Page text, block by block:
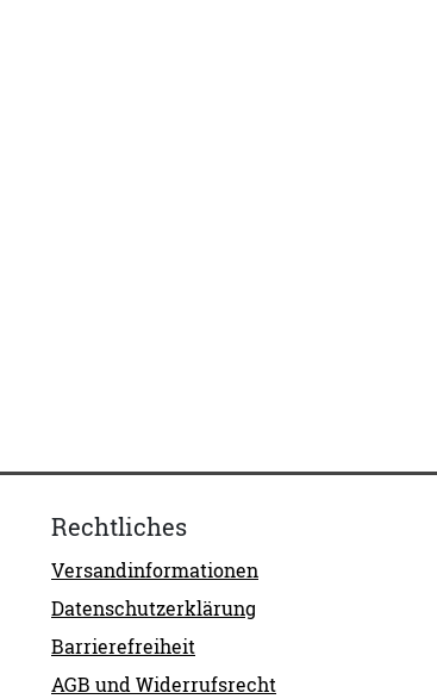
Rechtliches
Versandinformationen
Datenschutzerklärung
Barrierefreiheit
AGB und Widerrufsrecht